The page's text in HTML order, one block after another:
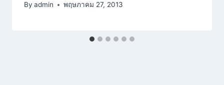
By admin พฤษภาคม 27, 2013